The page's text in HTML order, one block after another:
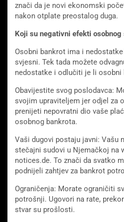
znači da je novi ekonomski
nakon otplate preostalog duga.
Koji su negativni efekti osobnog
Osobni bankrot ima i
svjesni. Tek tada možete
nedostatke i odlučiti je li osobni
Obavijestite svog poslodavca:
svojim upraviteljem jer odjel za
prenijeti nepovratni dio vaše
osobnog bankrota.
Vaši dugovi postaju javni: Vašu
stečajni sudovi u Njemačkoj na
notices.de. To znači da svatko
podnijeli zahtjev za bankrot
Ograničenja: Morate ograničiti
potrošnji. Ugovori na rate,
stvar su prošlosti.